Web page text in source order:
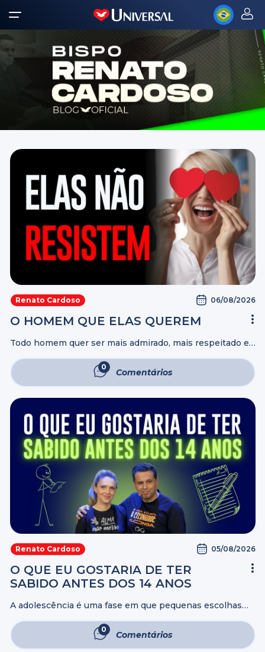
Renato Cardoso 06/08/2026
O HOMEM QUE ELAS QUEREM
Todo homem quer ser mais admirado, mais respeitado e
Mas será que isso depende de aparência, dinheiro ou
carisma? Neste vídeo, você ...
0 Comentários
Renato Cardoso 05/08/2026
O QUE EU GOSTARIA DE TER
SABIDO ANTES DOS 14 ANOS
A adolescência é uma fase em que pequenas escolhas
que muitos só percebem isso quando o tempo já passou.
...
0 Comentários